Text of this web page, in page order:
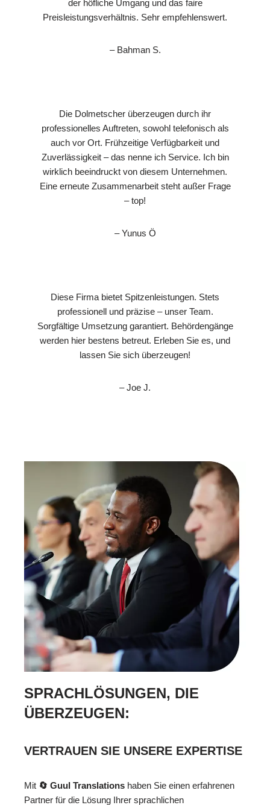
der höfliche Umgang und das faire
Preisleistungsverhältnis. Sehr empfehlenswert.
– Bahman S.
Die Dolmetscher überzeugen durch ihr
professionelles Auftreten, sowohl telefonisch als
auch vor Ort. Frühzeitige Verfügbarkeit und
Zuverlässigkeit – das nenne ich Service. Ich bin
wirklich beeindruckt von diesem Unternehmen.
Eine erneute Zusammenarbeit steht außer Frage
– top!
– Yunus Ö
Diese Firma bietet Spitzenleistungen. Stets
professionell und präzise – unser Team.
Sorgfältige Umsetzung garantiert. Behördengänge
werden hier bestens betreut. Erleben Sie es, und
lassen Sie sich überzeugen!
– Joe J.
SPRACHLÖSUNGEN, DIE
ÜBERZEUGEN:
VERTRAUEN SIE UNSERE EXPERTISE
Mit 🔄 Guul Translations haben Sie einen erfahrenen
Partner für die Lösung Ihrer sprachlichen